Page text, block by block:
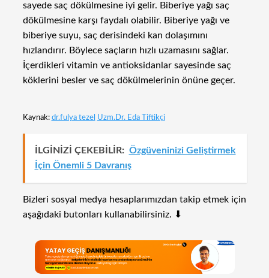
sayede saç dökülmesine iyi gelir. Biberiye yağı saç
dökülmesine karşı faydalı olabilir. Biberiye yağı ve
biberiye suyu, saç derisindeki kan dolaşımını
hızlandırır. Böylece saçların hızlı uzamasını sağlar.
İçerdikleri vitamin ve antioksidanlar sayesinde saç
köklerini besler ve saç dökülmelerinin önüne geçer.
Kaynak: dr.fulya tezel Uzm.Dr. Eda Tiftikçi
İLGİNİZİ ÇEKEBİLİR: Özgüveninizi Geliştirmek
İçin Önemli 5 Davranış
Bizleri sosyal medya hesaplarımızdan takip etmek için
aşağıdaki butonları kullanabilirsiniz. ⬇